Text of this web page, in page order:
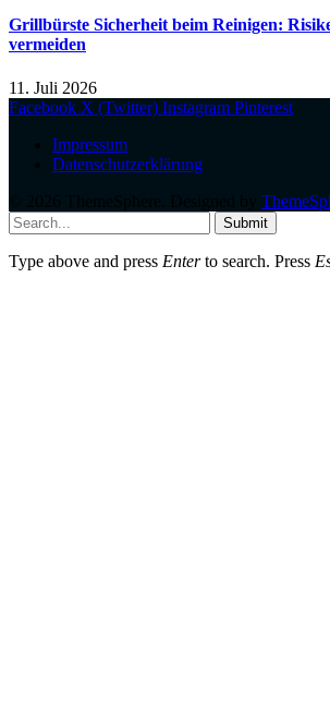
Grillbürste Sicherheit beim Reinigen:
vermeiden
11. Juli 2026
Facebook X (Twitter) Instagram Pinterest
Impressum
Datenschutzerklärung
Submit
Type above and press Enterto search. Press